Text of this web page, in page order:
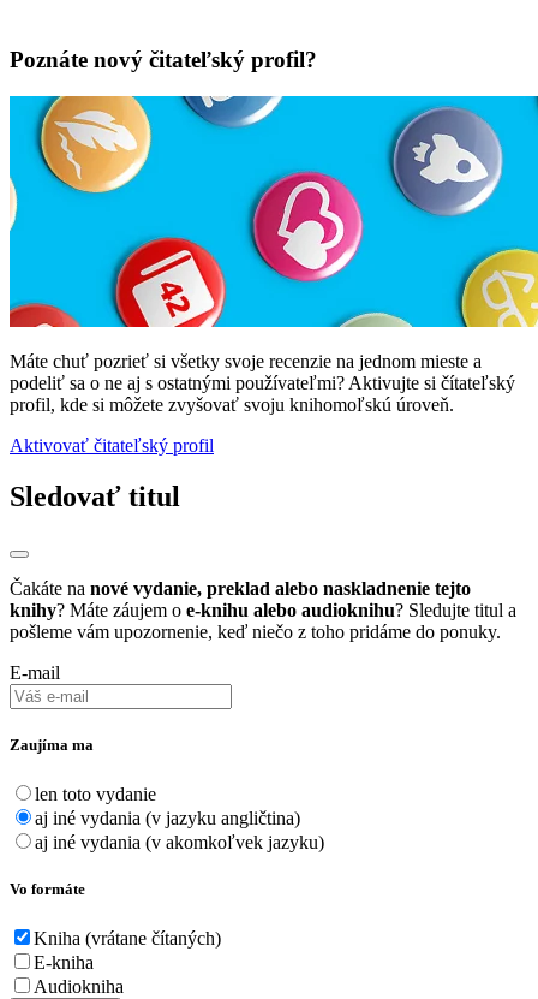
Poznáte nový čitateľský profil?
Máte chuť pozrieť si všetky svoje recenzie na jednom mieste a
podeliť sa o ne aj s ostatnými používateľmi? Aktivujte si čítateľský
profil, kde si môžete zvyšovať svoju knihomoľskú úroveň.
Aktivovať čitateľský profil
Sledovať titul
Čakáte na nové vydanie, preklad alebo naskladnenie tejto
knihy? Máte záujem o e-knihu alebo audioknihu? Sledujte titul a
pošleme vám upozornenie, keď niečo z toho pridáme do ponuky.
E-mail
Zaujíma ma
len toto vydanie
aj iné vydania (v jazyku angličtina)
aj iné vydania (v akomkoľvek jazyku)
Vo formáte
Kniha (vrátane čítaných)
E-kniha
Audiokniha